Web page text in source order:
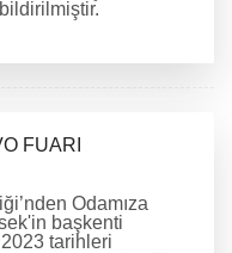
FUARI
Odamıza
başkenti
tarihleri